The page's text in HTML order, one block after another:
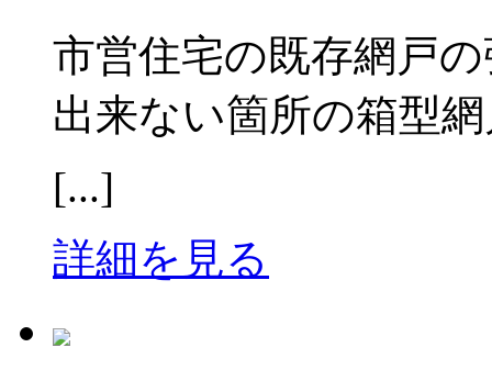
市営住宅の既存網戸
出来ない箇所の箱型
[...]
詳細を見る